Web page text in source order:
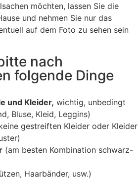
möchten, lassen Sie die
und nehmen Sie nur das
auf dem Foto zu sehen sein
nach
folgende Dinge
und Kleider, wichtig, unbedingt
Bluse, Kleid, Leggins)
gestreiften Kleider oder Kleider
(am besten Kombination schwarz-
Haarbänder, usw.)